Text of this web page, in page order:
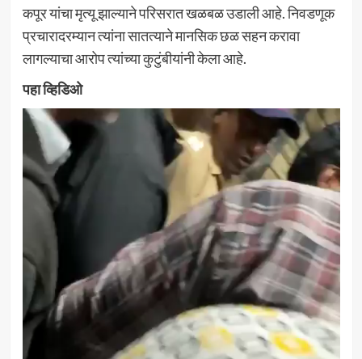
कपूर यांचा मृत्यू झाल्याने परिसरात खळबळ उडाली आहे. निवडणूक
प्रचारादरम्यान त्यांना सातत्याने मानसिक छळ सहन करावा
लागल्याचा आरोप त्यांच्या कुटुंबीयांनी केला आहे.
पहा व्हिडिओ